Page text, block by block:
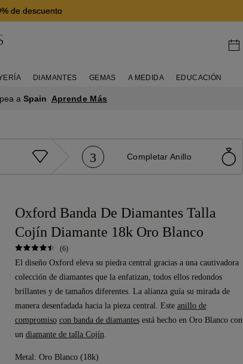
de descuento
DIAMANTES GEMAS A MEDIDA EDUCACIÓN
a Spain Aprende Más
3 Completar Anillo
Oxford Banda De Diamantes Talla
Cojín Diamante 18k Oro Blanco
(6)
El diseño Oxford eleva su piedra central gracias a una cautivadora
colección de diamantes que la enfatizan, todos ellos redondos
brillantes y de tamaños diferentes. La alianza guía su mirada de
manera desenfadada hacia la pieza central. Este anillo de
compromiso con banda de diamantesestá hecho en Oro Blanco con
un diamante de talla Cojín.
Metal: Oro Blanco (18k)